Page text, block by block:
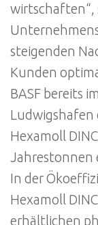
wirtschaften“,
steigenden
Kunden
BASF bereits
Hexamoll
Jahrestonnen
In der
Hexamoll
erhältlichen